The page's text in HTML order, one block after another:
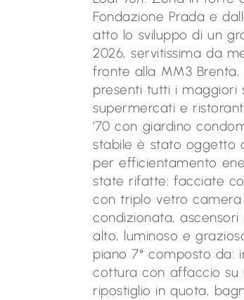
Fondazione Prada e
atto lo sviluppo di un
2026, servitissima da
fronte alla MM3
presenti tutti i maggiori
supermercati e
'70 con giardino
stabile è stato oggetto
per efficientamento
state rifatte: facciate
con triplo vetro camera
condizionata,
alto, luminoso e
piano 7° composto da:
cottura con affaccio su
ripostiglio in quota,